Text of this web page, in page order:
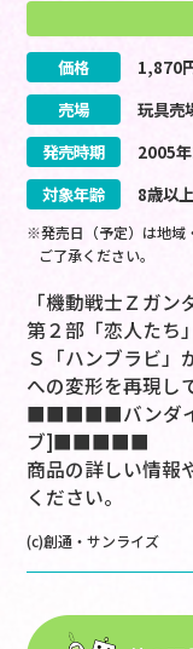
価格 1,870
売場
玩具売
発売時期
2005年
対象年齢
8歳以上
※発売日（予定）は地域
ご了承ください。
「機動戦士Ｚガ
第２部「恋人たち
Ｓ「ハンブラビ」
への変形を再現し
■■■■■バンダイ
ブ]■■■■■
商品の詳しい情報
ください。
(c)創通・サンライズ